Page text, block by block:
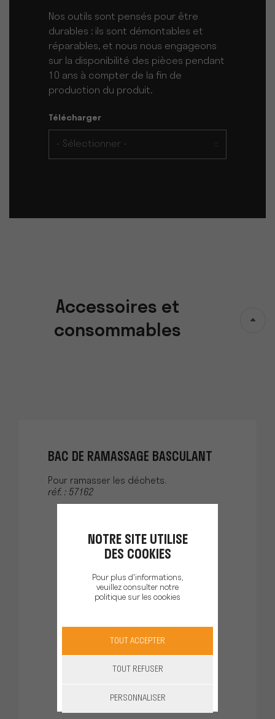
Nos outils sont pensés pour être
durables : ils sont démontables et
réparables, et nous nous engageons
sur la disponibilité des pièces pendant
10 ans à compter de la fin de
production du produit.
Télécharger
Accessoires et
consommables
BAC DE RAMASSAGE BASCULANT
Pour ramasser les déchets.
réf. : 57162
NOTRE SITE UTILISE
DES COOKIES
Pour plus d'informations,
veuillez consulter notre
politique sur les cookies
TOUT ACCEPTER
TOUT REFUSER
PERSONNALISER